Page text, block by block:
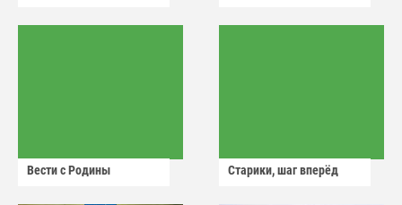
Вести с Родины Старики, шаг вперёд